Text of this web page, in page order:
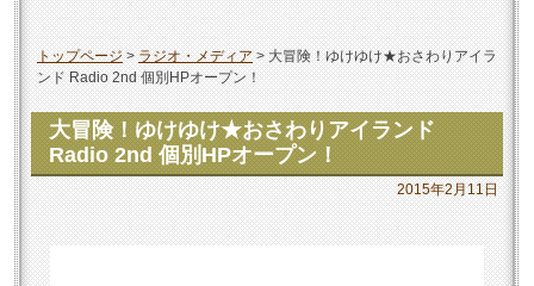
トップページ>ラジオ・メディア>大冒険！ゆけゆけ★おさわりアイラ
ンド Radio 2nd 個別HPオープン！
大冒険！ゆけゆけ★おさわりアイランド
Radio 2nd 個別HPオープン！
2015年2月11日